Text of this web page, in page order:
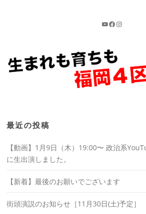
最近の投稿
【動画】1月9日（木）19:00〜 政治系
に生出演しました。
【新着】最後のお願いでございます
街頭演説のお知らせ［11月30日(土)予定］